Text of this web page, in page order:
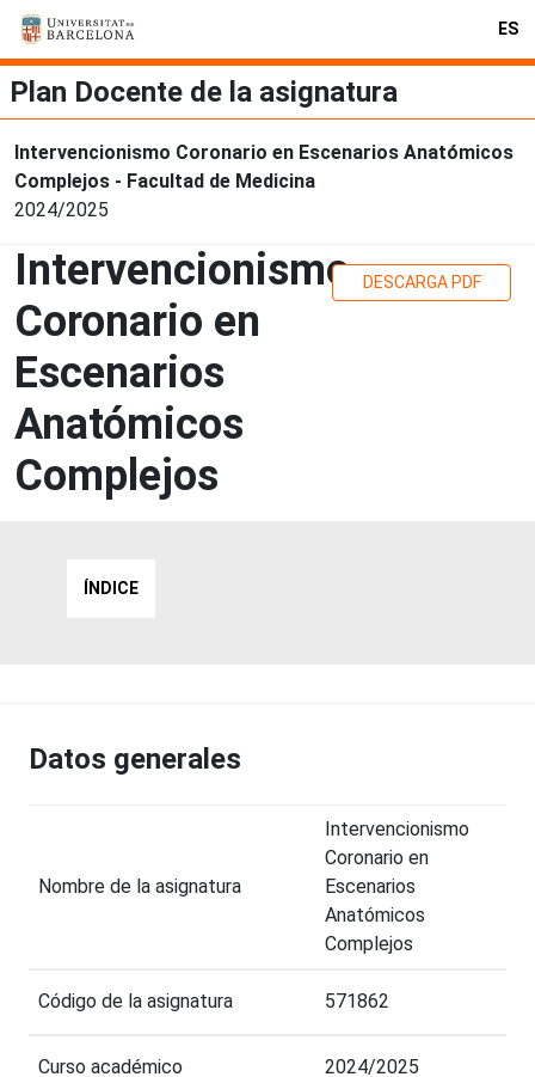
ES
Plan Docente de la asignatura
Intervencionismo Coronario en Escenarios Anatómicos
Complejos - Facultad de Medicina
2024/2025
Intervencionismo
Coronario en
Escenarios
Anatómicos
Complejos
DESCARGA PDF
ÍNDICE
Datos generales
Nombre de la asignatura
Intervencionismo
Coronario en
Escenarios
Anatómicos
Complejos
Código de la asignatura 571862
Curso académico 2024/2025